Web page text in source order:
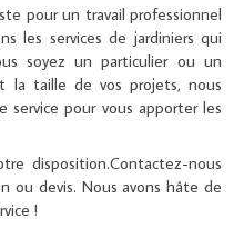
pour un travail professionnel
les services de jardiniers qui
soyez un particulier ou un
la taille de vos projets, nous
pour vous apporter les
disposition.Contactez-nous
ou devis. Nous avons hâte de
!